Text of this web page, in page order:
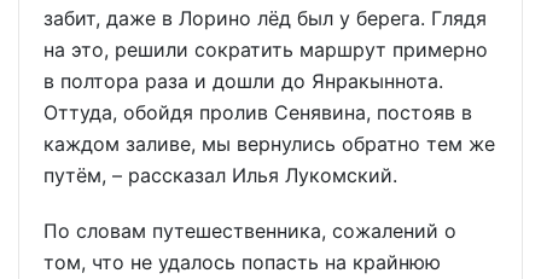
забит, даже в Лорино лёд был у берега. Глядя
на это, решили сократить маршрут примерно
в полтора раза и дошли до Янракыннота.
Оттуда, обойдя пролив Сенявина, постояв в
каждом заливе, мы вернулись обратно тем же
путём, – рассказал Илья Лукомский.
По словам путешественника, сожалений о
том, что не удалось попасть на крайнюю